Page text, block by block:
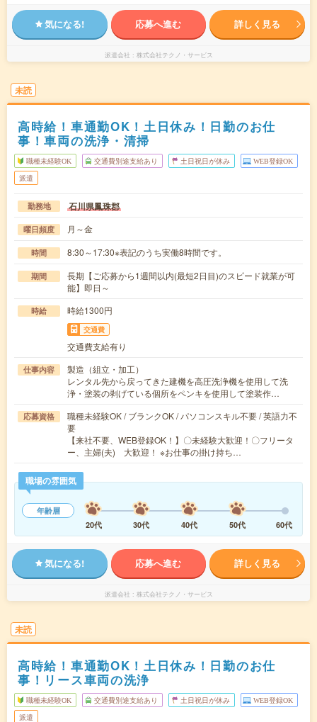
気になる! 応募へ進む 詳しく見る
派遣会社 株式会社テクノ・サービス
未読
高時給！車通勤OK！土日休み！日勤のお仕
事！車両の洗浄・清掃
職種未経験OK 交通費別途支給あり 土日祝日が休み WEB登録OK
派遣
勤務地 石川県鳳珠郡
曜日頻度 月～金
時間 8:30～17:30※表記のうち実働8時間です。
期間
長期【ご応募から1週間以内(最短2日目)のスピード就業が可
能】即日～
時給 時給1300円
交通費
交通費支給有り
仕事内容
製造（組立・加工）
レンタル先から戻ってきた建機を高圧洗浄機を使用して洗
浄・塗装の剥げている個所をペンキを使用して塗装作…
応募資格
職種未経験OK / ブランクOK / パソコンスキル不要 / 英語力不
要
【来社不要、WEB登録OK！】〇未経験大歓迎！〇フリータ
ー、主婦(夫) 大歓迎！ ※お仕事の掛け持ち…
職場の雰囲気
年齢層
20代
30代 40代 50代 60代
気になる! 応募へ進む 詳しく見る
派遣会社 株式会社テクノ・サービス
未読
高時給！車通勤OK！土日休み！日勤のお仕
事！リース車両の洗浄
職種未経験OK 交通費別途支給あり 土日祝日が休み WEB登録OK
派遣